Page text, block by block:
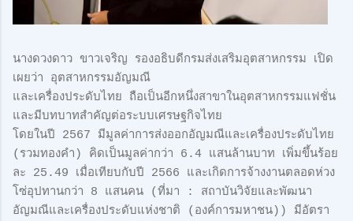
นางดวงดาว ขาวเจริญ รองอธิบดีกรมส่งเสริมอุตสาหกรรม เปิด
เผยว่า อุตสาหกรรมอัญมณี
และเครื่องประดับไทย ถือเป็นอีกหนึ่งสาขาในอุตสาหกรรมแฟชั่น
และมีบทบาทสำคัญต่อระบบเศรษฐกิจไทย
โดยในปี 2567 มีมูลค่าการส่งออกอัญมณีและเครื่องประดับไทย
(รวมทองคำ) คิดเป็นมูลค่ากว่า 6.4 แสนล้านบาท เพิ่มขึ้นร้อย
ละ 25.49 เมื่อเทียบกับปี 2566 และเกิดการจ้างงานตลอดห่วง
โซ่อุปทานกว่า 8 แสนคน (ที่มา : สถาบันวิจัยและพัฒนา
อัญมณีและเครื่องประดับแห่งชาติ (องค์การมหาชน)) มีอัตรา